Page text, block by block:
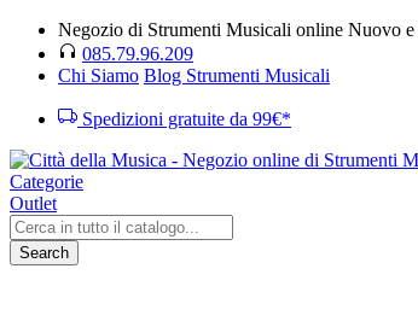
Negozio di Strumenti Musicali online Nuovo e
085.79.96.209
Chi Siamo Blog Strumenti Musicali
Spedizioni gratuite da 99€*
Categorie
Outlet
Search